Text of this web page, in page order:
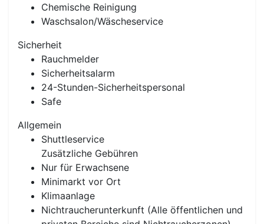
Chemische Reinigung
Waschsalon/Wäscheservice
Sicherheit
Rauchmelder
Sicherheitsalarm
24-Stunden-Sicherheitspersonal
Safe
Allgemein
Shuttleservice
Zusätzliche Gebühren
Nur für Erwachsene
Minimarkt vor Ort
Klimaanlage
Nichtraucherunterkunft (Alle öffentlichen und